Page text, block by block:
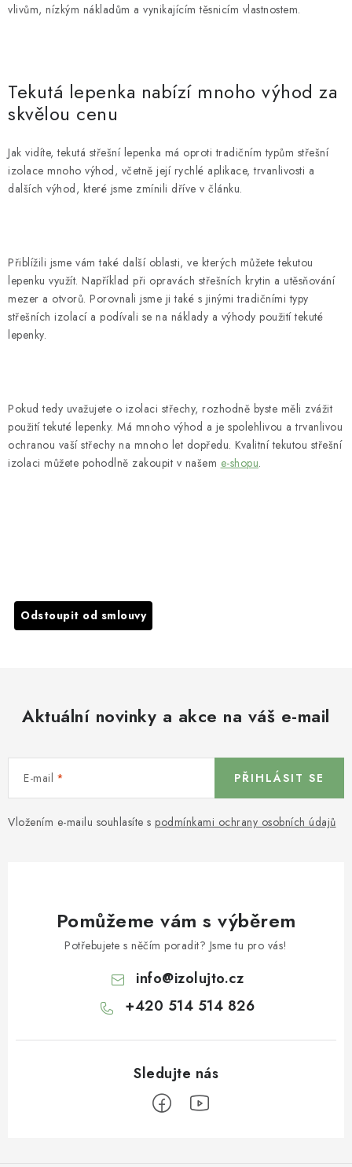
vlivům, nízkým nákladům a vynikajícím těsnicím vlastnostem.
Tekutá lepenka nabízí mnoho výhod za
skvělou cenu
Jak vidíte, tekutá střešní lepenka má oproti tradičním typům střešní
izolace mnoho výhod, včetně její rychlé aplikace, trvanlivosti a
dalších výhod, které jsme zmínili dříve v článku.
Přiblížili jsme vám také další oblasti, ve kterých můžete tekutou
lepenku využít. Například při opravách střešních krytin a utěsňování
mezer a otvorů. Porovnali jsme ji také s jinými tradičními typy
střešních izolací a podívali se na náklady a výhody použití tekuté
lepenky.
Pokud tedy uvažujete o izolaci střechy, rozhodně byste měli zvážit
použití tekuté lepenky. Má mnoho výhod a je spolehlivou a trvanlivou
ochranou vaší střechy na mnoho let dopředu. Kvalitní tekutou střešní
izolaci můžete pohodlně zakoupit v našem e-shopu.
Odstoupit od smlouvy
Aktuální novinky a akce na váš e-mail
E-mail
Vložením e-mailu souhlasíte s podmínkami ochrany osobních údajů
PŘIHLÁSIT SE
Pomůžeme vám s výběrem
Potřebujete s něčím poradit? Jsme tu pro vás!
info@izolujto.cz
+420 514 514 826